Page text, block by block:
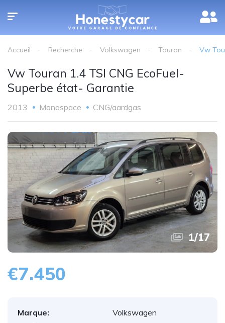
Accueil Recherche Volkswagen Touran Vw
Vw Touran 1.4 TSI CNG EcoFuel-
Superbe état- Garantie
2013 Monospace CNG/aardgas
1/17
€7.450
Marque:
Volkswagen